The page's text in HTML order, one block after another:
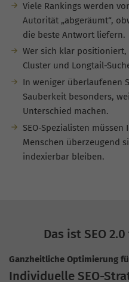
Viele Rankings werden
Autorität „abgeräumt“,
die beste Antwort liefern.
Wer sich klar
Cluster und Longtail-
In weniger überlaufenen
Sauberkeit besonders,
Unterschied machen.
SEO-Spezialisten
Menschen überzeugend
indexierbar bleiben.
Das ist SEO
Ganzheitliche Optimierung
Individuelle SEO-